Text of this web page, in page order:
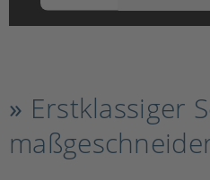
» Erstklassiger